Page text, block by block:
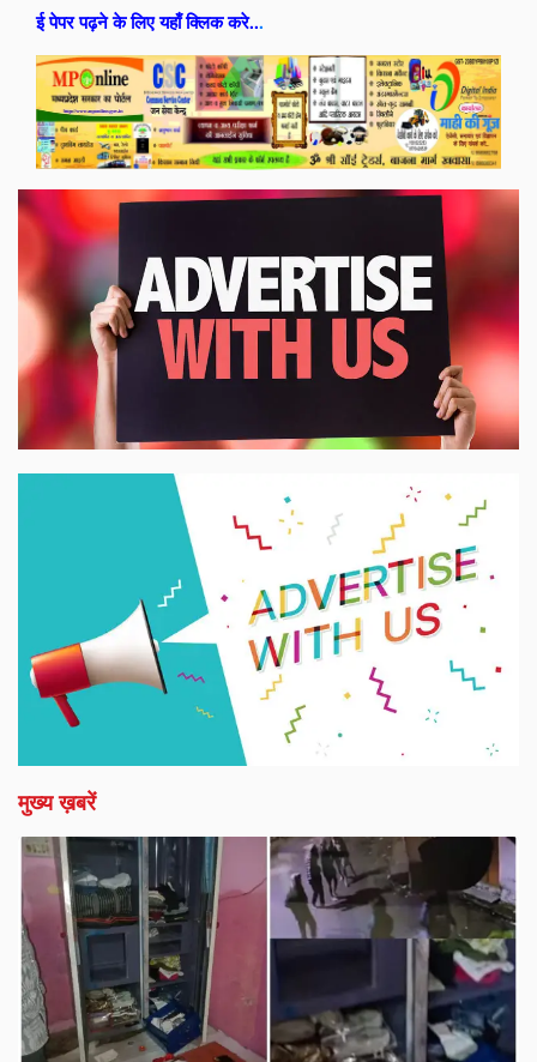
ई पेपर पढ़ने के लिए यहाँ क्लिक करे...
मुख्य ख़बरें